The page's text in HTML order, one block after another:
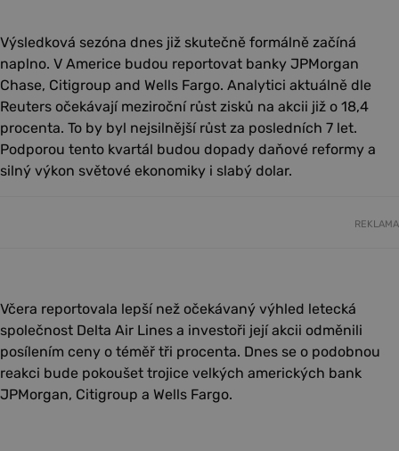
Výsledková sezóna dnes již skutečně formálně začíná
naplno. V Americe budou reportovat banky JPMorgan
Chase, Citigroup and Wells Fargo. Analytici aktuálně dle
Reuters očekávají meziroční růst zisků na akcii již o 18,4
procenta. To by byl nejsilnější růst za posledních 7 let.
Podporou tento kvartál budou dopady daňové reformy a
silný výkon světové ekonomiky i slabý dolar.
REKLAMA
Včera reportovala lepší než očekávaný výhled letecká
společnost Delta Air Lines a investoři její akcii odměnili
posílením ceny o téměř tři procenta. Dnes se o podobnou
reakci bude pokoušet trojice velkých amerických bank
JPMorgan, Citigroup a Wells Fargo.